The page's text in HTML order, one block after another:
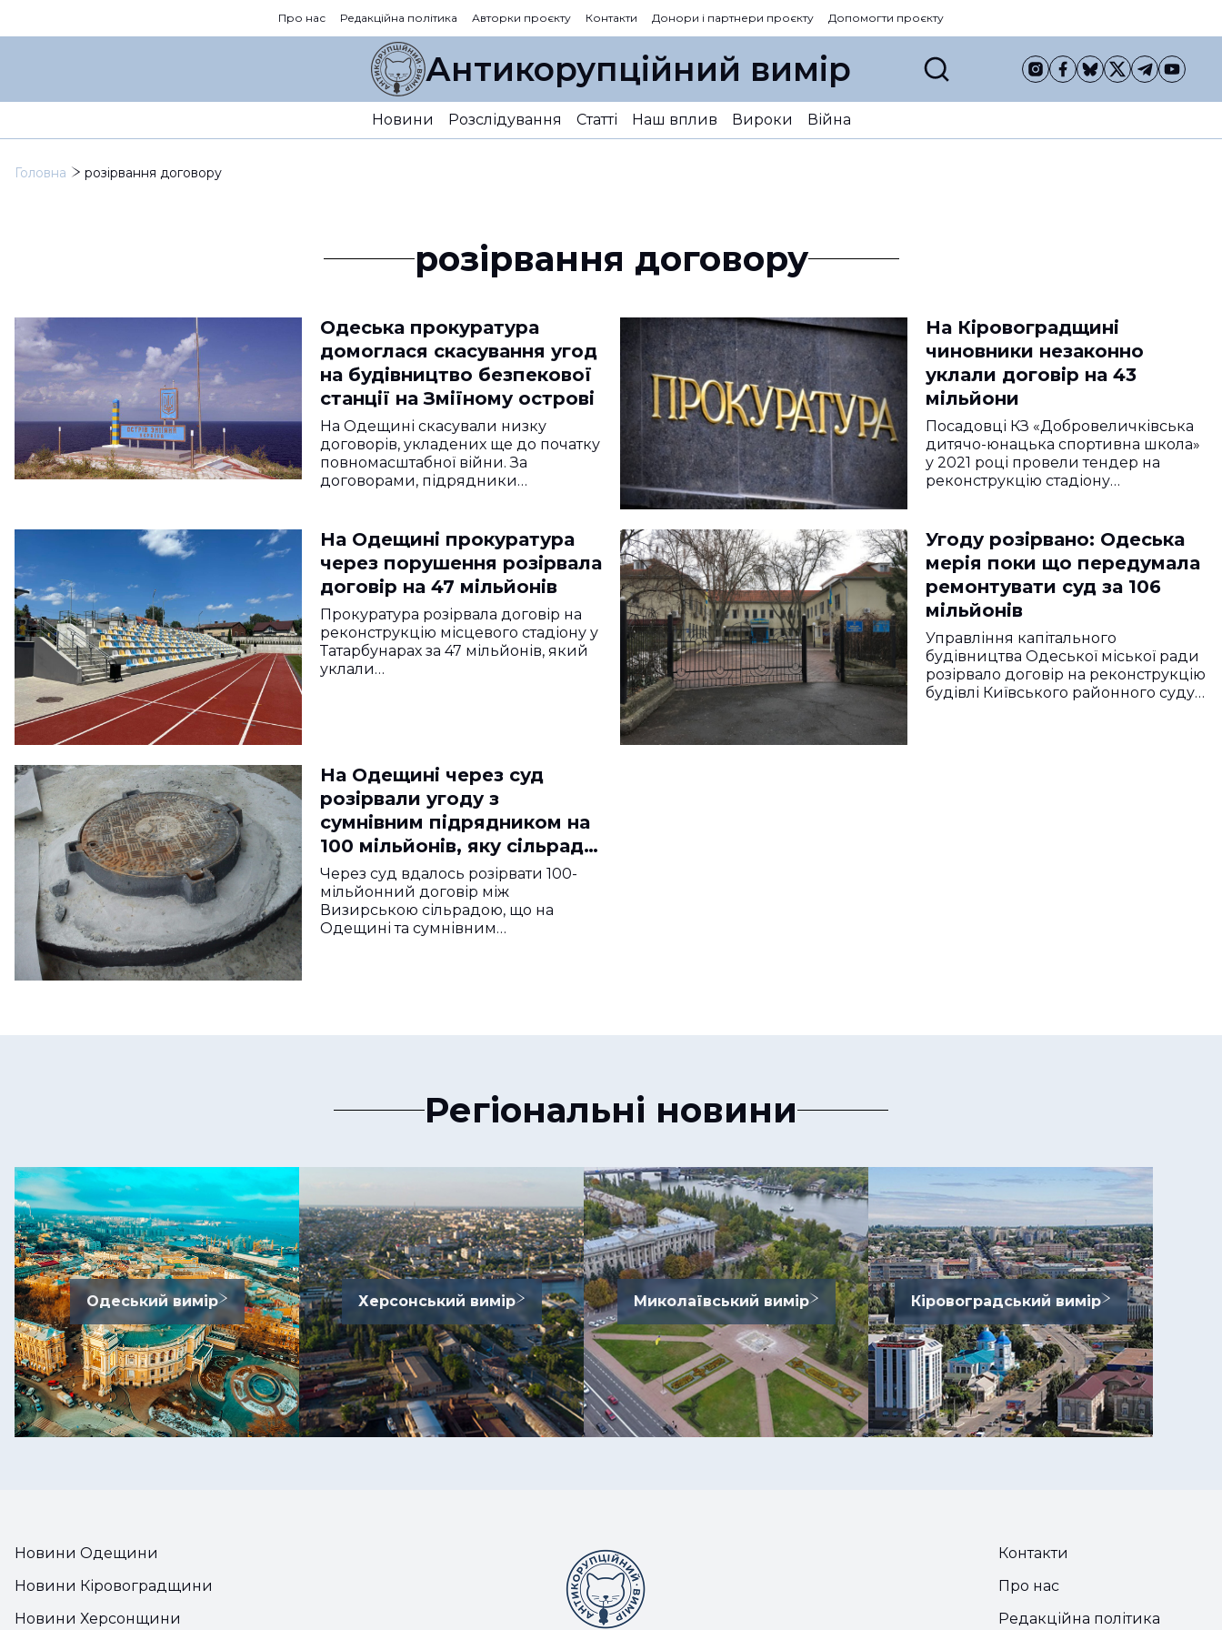
Про нас Редакційна політика Авторки проєкту Контакти Донори і партнери проєкту Допомогти проєкту
Антикорупційний вимір
Новини Розслідування Статті Наш вплив Вироки Війна
Головна розірвання договору
розірвання договору
Одеська прокуратура
домоглася скасування угод
на будівництво безпекової
станції на Зміїному острові
На Одещині скасували низку
договорів, укладених ще до початку
повномасштабної війни. За
договорами, підрядники…
На Кіровоградщині
чиновники незаконно
уклали договір на 43
мільйони
Посадовці КЗ «Добровеличківська
дитячо-юнацька спортивна школа»
у 2021 році провели тендер на
реконструкцію стадіону…
На Одещині прокуратура
через порушення розірвала
договір на 47 мільйонів
Прокуратура розірвала договір на
реконструкцію місцевого стадіону у
Татарбунарах за 47 мільйонів, який
уклали…
Угоду розірвано: Одеська
мерія поки що передумала
ремонтувати суд за 106
мільйонів
Управління капітального
будівництва Одеської міської ради
розірвало договір на реконструкцію
будівлі Київського районного суду…
На Одещині через суд
розірвали угоду з
сумнівним підрядником на
100 мільйонів, яку сільрада
уклала
Через суд вдалось розірвати 100-
мільйонний договір між
Визирською сільрадою, що на
Одещині та сумнівним…
Регіональні новини
Одеський вимір Херсонський вимір Миколаївський вимір Кіровоградський вимір
Новини Одещини
Новини Кіровоградщини
Новини Херсонщини
Контакти
Про нас
Редакційна політика